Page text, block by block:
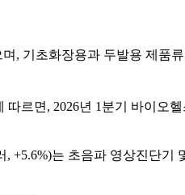
, 기초화장용과 두발용 제품
르면, 2026년 1분기 바이오헬
+5.6%)는 초음파 영상진단기